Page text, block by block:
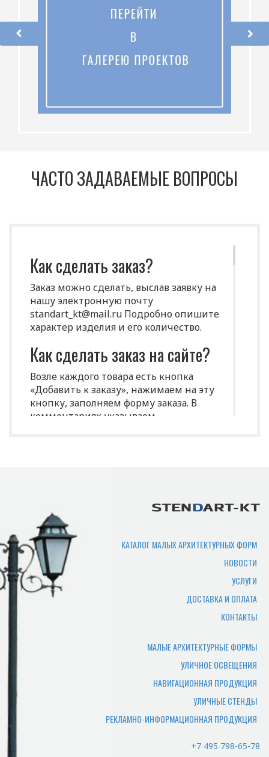
ЧАСТО ЗАДАВАЕМЫЕ ВОПРОСЫ
Как сделать заказ?
Заказ можно сделать, выслав заявку на
нашу электронную почту
standart_kt@mail.ru Подробно опишите
характер изделия и его количество.
Как сделать заказ на сайте?
Возле каждого товара есть кнопка
«Добавить к заказу», нажимаем на эту
кнопку, заполняем форму заказа. В
комментариях указываем
Срок производства продукции зависит
от нужного количества изделий,
сложности изготовления,
загруженности производства. В
среднем составляет 7-10 рабочих дней.
Где можно самому забрать
производства, или по адресу офиса.
Какие документы нужны
чтобы забрать заказ
КАТАЛОГ МАЛЫХ АРХИТЕКТУРНЫХ ФОРМ
НОВОСТИ
УСЛУГИ
ДОСТАВКА И ОПЛАТА
КОНТАКТЫ
МАЛЫЕ АРХИТЕКТУРНЫЕ ФОРМЫ
УЛИЧНОЕ ОСВЕЩЕНИЯ
НАВИГАЦИОННАЯ ПРОДУКЦИЯ
УЛИЧНЫЕ СТЕНДЫ
РЕКЛАМНО-ИНФОРМАЦИОННАЯ ПРОДУКЦИЯ
+7 495 798-65-78